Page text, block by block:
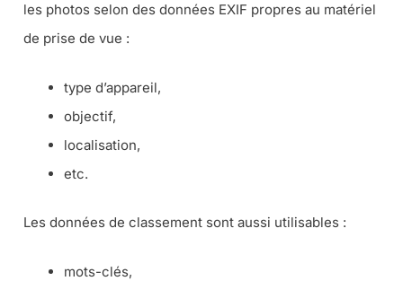
les photos selon des données EXIF propres au matériel
de prise de vue :
type d’appareil,
objectif,
localisation,
etc.
Les données de classement sont aussi utilisables :
mots-clés,